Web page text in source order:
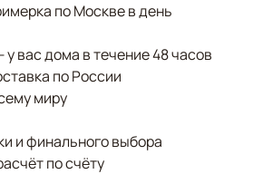
по Москве в день
вас дома в течение 48 часов
по России
миру
и финального выбора
по счёту